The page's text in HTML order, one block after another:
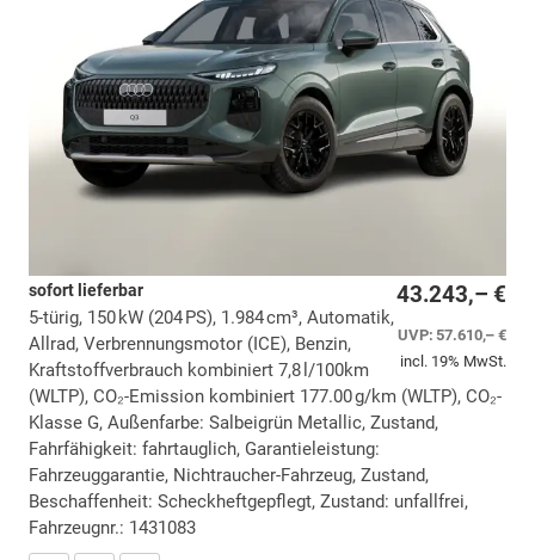
43.243,– €
UVP:57.610,– €
incl. 19% MwSt.
sofort lieferbar
5-türig, 150 kW (204 PS), 1.984 cm³, Automatik,
Allrad, Verbrennungsmotor (ICE), Benzin,
Kraftstoffverbrauch kombiniert 7,8 l/100km
(WLTP), CO₂-Emission kombiniert 177.00 g/km (WLTP), CO₂-
Klasse G, Außenfarbe: Salbeigrün Metallic, Zustand,
Fahrfähigkeit: fahrtauglich, Garantieleistung:
Fahrzeuggarantie, Nichtraucher-Fahrzeug, Zustand,
Beschaffenheit: Scheckheftgepflegt, Zustand: unfallfrei,
Fahrzeugnr.: 1431083